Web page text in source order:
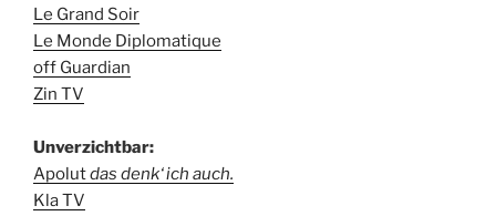
Le Grand Soir
Le Monde Diplomatique
off Guardian
Zin TV
Unverzichtbar:
Apolutdas denk‘ ich auch.
Kla TV